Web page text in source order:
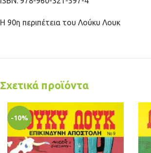
Η 90η περιπέτεια του Λούκυ Λουκ
Σχετικά προϊόντα
-10%